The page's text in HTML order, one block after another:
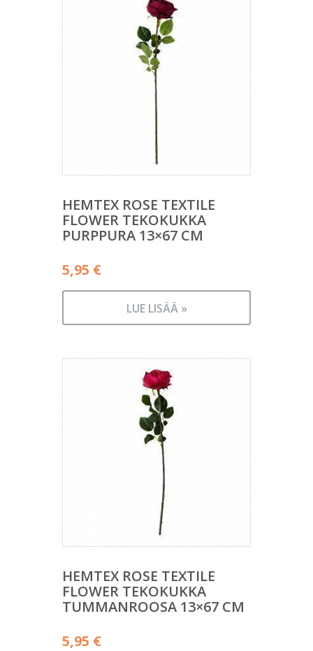
HEMTEX ROSE TEXTILE
FLOWER TEKOKUKKA
PURPPURA 13×67 CM
5,95 €
LUE LISÄÄ »
HEMTEX ROSE TEXTILE
FLOWER TEKOKUKKA
TUMMANROOSA 13×67 CM
5,95 €